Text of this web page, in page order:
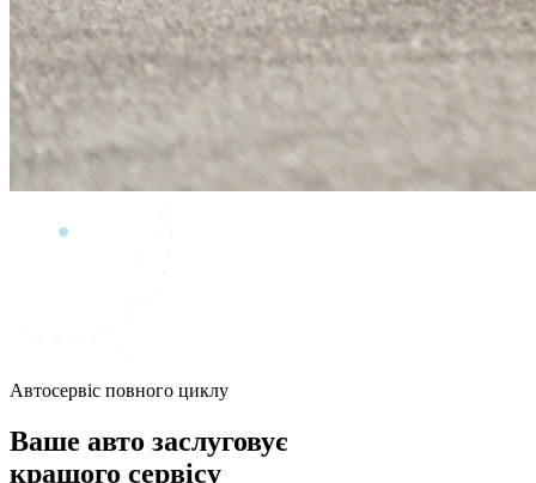
Автосервіс повного циклу
Ваше авто заслуговує
кращого сервісу